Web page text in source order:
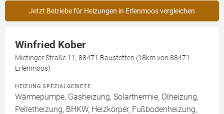
Jetzt Betriebe für Heizungen in Erlenmoos vergleichen
Winfried Kober
Mietinger Straße 11, 88471 Baustetten (18km von 88471
Erlenmoos)
HEIZUNG SPEZIALGEBIETE
Wärmepumpe, Gasheizung, Solarthermie, Ölheizung,
Pelletheizung, BHKW, Heizkörper, Fußbodenheizung,